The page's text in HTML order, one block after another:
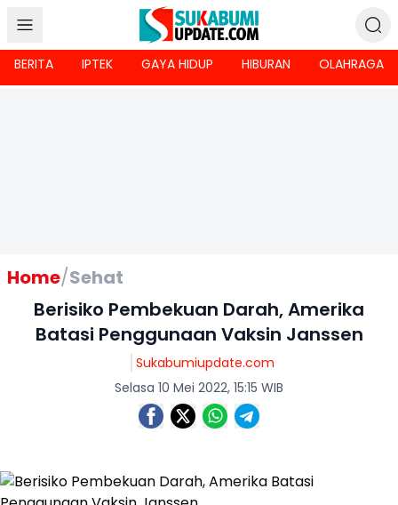
BERITA IPTEK GAYA HIDUP HIBURAN OLAHRAGA
Home/Sehat
Berisiko Pembekuan Darah, Amerika
Batasi Penggunaan Vaksin Janssen
Sukabumiupdate.com
Selasa 10 Mei 2022, 15:15 WIB